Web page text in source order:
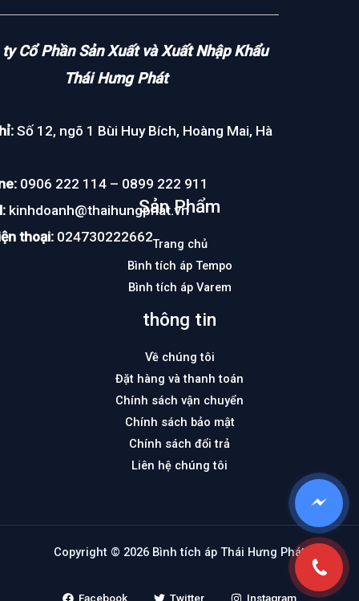
Cổ Phần Sản Xuất và Xuất Nhập Khẩu
Thái Hưng Phát
Số 12, ngõ 1 Bùi Huy Bích, Hoàng Mai, Hà
0906 222 114 – 0899 222 911
kinhdoanh@thaihungphat.vn
thoại: 024730222662
Sản Phẩm
Trang chủ
Bình tích áp Tempo
Bình tích áp Varem
thông tin
Về chúng tôi
Đặt hàng và thanh toán
Chính sách vận chuyển
Chính sách bảo mật
Chính sách đổi trả
Liên hệ chúng tôi
Copyright © 2026 Bình tích áp Thái Hưng Phát
Facebook Twitter Instagram